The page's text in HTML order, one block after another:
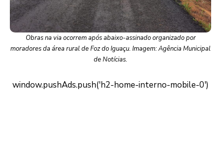
Obras na via ocorrem após abaixo-assinado organizado por
moradores da área rural de Foz do Iguaçu. Imagem: Agência Municipal
de Notícias.